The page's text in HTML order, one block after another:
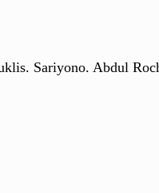
Sariyono. Abdul